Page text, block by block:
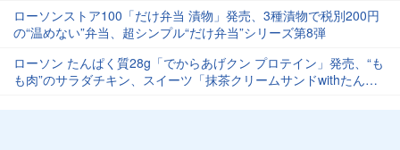
ローソンストア100「だけ弁当 漬物」発売、3種漬物で税別200円
の“温めない”弁当、超シンプル“だけ弁当”シリーズ第8弾
ローソン たんぱく質28g「でからあげクン プロテイン」発売、“も
も肉”のサラダチキン、スイーツ「抹茶クリームサンドwithたんぱ